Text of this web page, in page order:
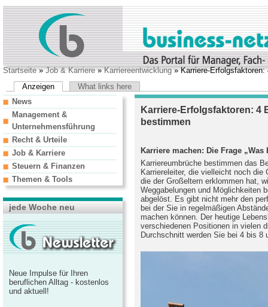
Startseite»Job & Karriere»Karriereentwicklung» Karriere-Erfolgsfaktoren:
Anzeigen
What links here
Karriere-Erfolgsfaktoren: 4
bestimmen
Karriere machen: Die Frage
Karriereumbrüche bestimmen das
Karriereleiter, die vielleicht noch die
die der Großeltern erklommen hat,
Weggabelungen und Möglichkeiten
abgelöst. Es gibt nicht mehr den
bei der Sie in regelmäßigen
machen können. Der heutige
verschiedenen Positionen in vielen
Durchschnitt werden Sie bei 4 bis 8
News
Management &
Unternehmensführung
Recht & Urteile
Job & Karriere
Steuern & Finanzen
Themen & Tools
jede Woche neu
Neue Impulse für Ihren
beruflichen Alltag - kostenlos
und aktuell!